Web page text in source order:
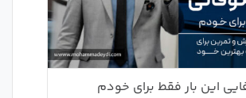
این بار فقط برای خودم